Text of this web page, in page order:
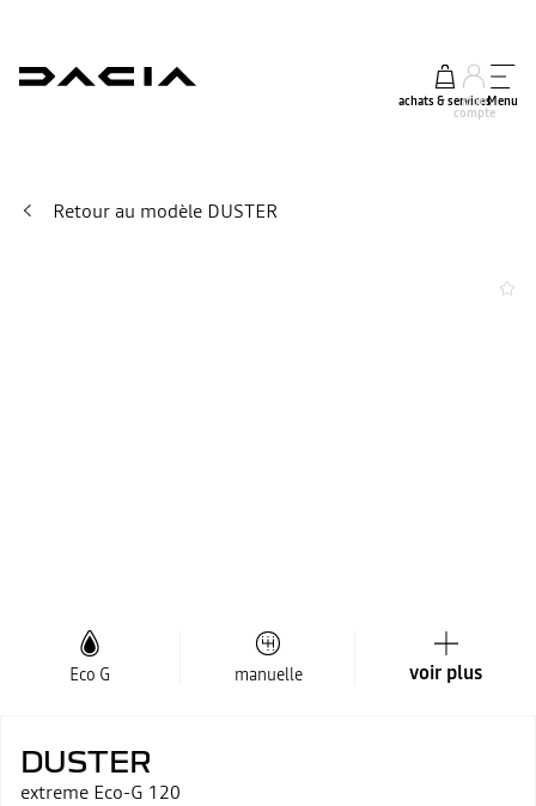
achats & services
mon
compte
Menu
Retour au modèle DUSTER
Eco G manuelle voir plus
DUSTER
extreme Eco-G 120